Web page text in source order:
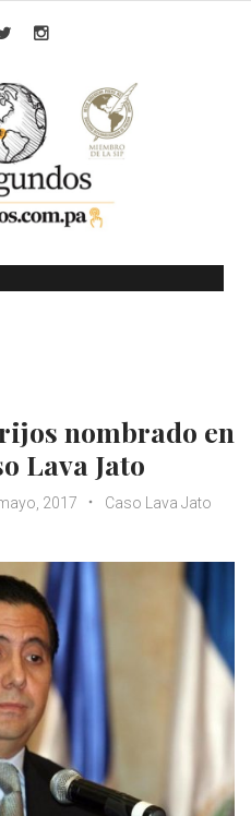
nombrado en
Lava Jato
2017
Caso Lava Jato